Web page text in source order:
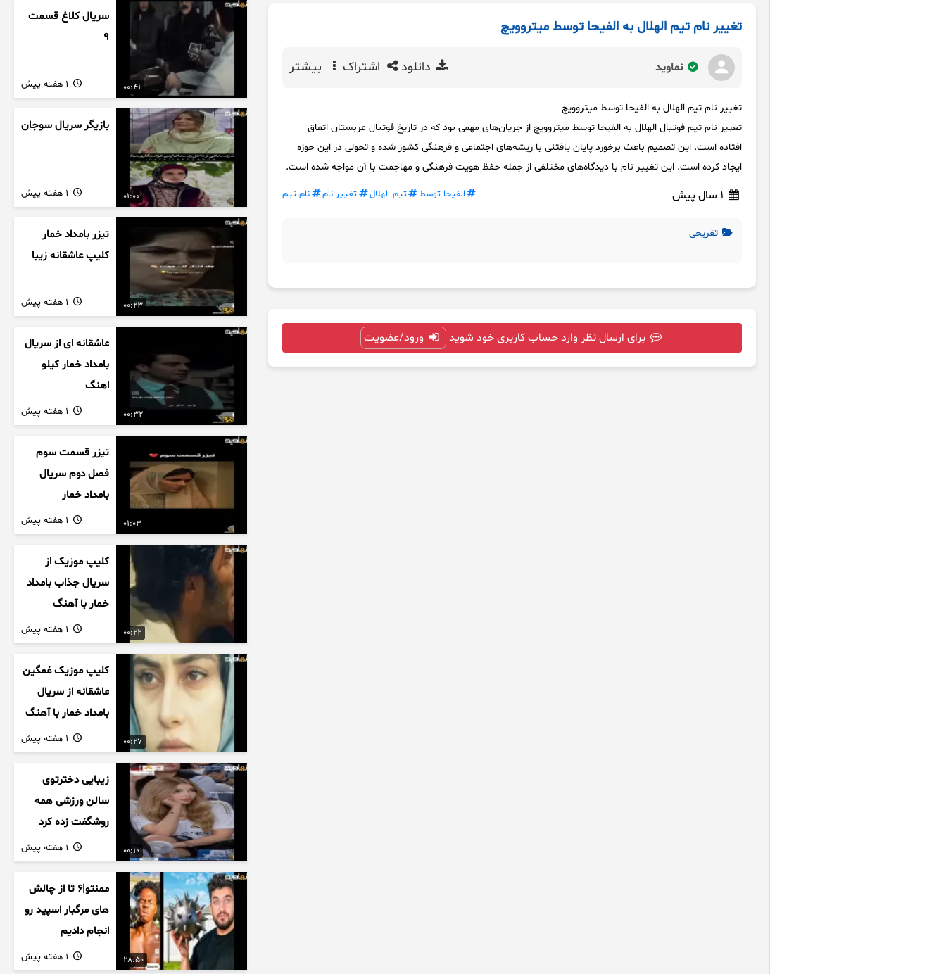
تغییر نام تیم الهلال به الفیحا توسط میتروویچ
نماوید دانلود اشتراک بیشتر
تغییر نام تیم الهلال به الفیحا توسط میتروویچ
تغییر نام تیم فوتبال الهلال به الفیحا توسط میتروویچ از جریان‌های مهمی بود که در تاریخ فوتبال عربستان اتفاق
افتاده است. این تصمیم باعث برخورد پایان یافتنی با ریشه‌های اجتماعی و فرهنگی کشور شده و تحولی در این حوزه
ایجاد کرده است. این تغییر نام با دیدگاه‌های مختلفی از جمله حفظ هویت فرهنگی و مهاجمت با آن مواجه شده است.
الفیحا توسط تیم الهلال تغییر نام نام تیم
تفریحی
برای ارسال نظر وارد حساب کاربری خود شوید ورود/عضویت
00:41
سریال کلاغ قسمت
9
01:00
بازیگر سریال سوجان
00:23
تیزر بامداد خمار
کلیپ عاشقانه زیبا
00:32
عاشقانه ای از سریال
بامداد خمار کیلو
اهنگ
01:03
تیزر قسمت سوم
فصل دوم سریال
بامداد خمار
00:22
کلیپ موزیک از
سریال جذاب بامداد
خمار با آهنگ
عاشقانه
00:27
کلیپ موزیک غمگین
عاشقانه از سریال
بامداد خمار با آهنگ
احسان خواجه امیری
00:10
زیبایی دخترتوی
سالن ورزشی همه
روشگفت زده کرد
28:50
ممنتو|۶ تا از چالش
های مرگبار اسپید رو
انجام دادیم